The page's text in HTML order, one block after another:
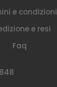
e condizioni
e resi
Faq